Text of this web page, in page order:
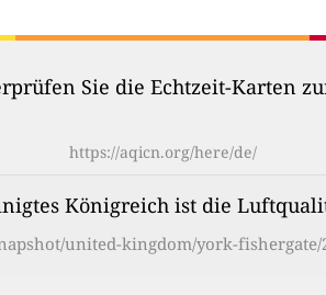
Sie die Echtzeit-Karten
https://aqicn.org/here/de/
Königreich ist die
united-kingdom/york-fishergate/